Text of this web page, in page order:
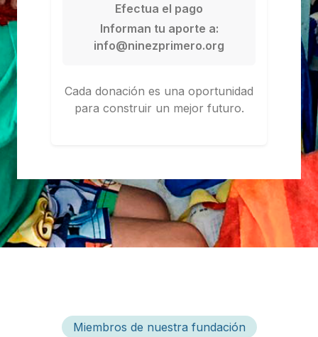
Efectua el pago
Informan tu aporte a:
info@ninezprimero.org
Cada donación es una oportunidad
para construir un mejor futuro.
Miembros de nuestra fundación